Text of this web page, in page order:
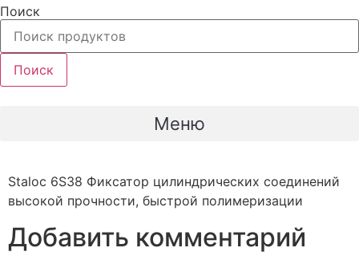
Перейти
содержимому
Поиск
Поиск
Меню
Staloc 6S38 Фиксатор цилиндрических соединений
высокой прочности, быстрой полимеризации
Добавить комментарий